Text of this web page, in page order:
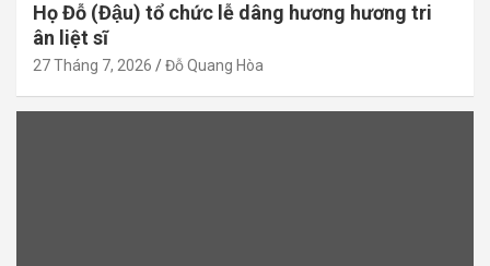
Họ Đỗ (Đậu) tổ chức lễ dâng hương hương tri
ân liệt sĩ
27 Tháng 7, 2026 Đỗ Quang Hòa